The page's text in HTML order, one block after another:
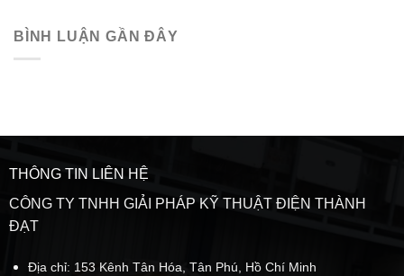
BÌNH LUẬN GẦN ĐÂY
THÔNG TIN LIÊN HỆ
CÔNG TY TNHH GIẢI PHÁP KỸ THUẬT ĐIỆN THÀNH
ĐẠT
Địa chỉ: 153 Kênh Tân Hóa, Tân Phú, Hồ Chí Minh